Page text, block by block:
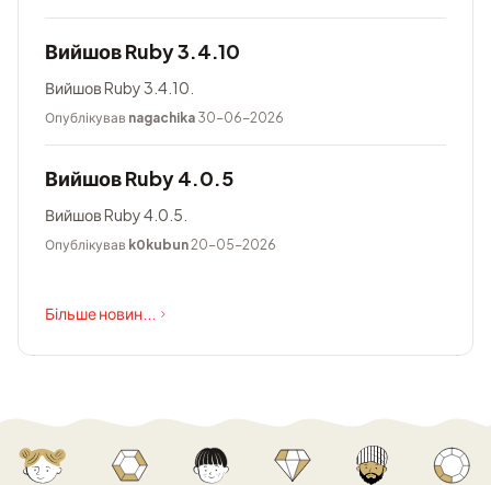
Вийшов Ruby 3.4.10
Вийшов Ruby 3.4.10.
Опублікував nagachika 30-06-2026
Вийшов Ruby 4.0.5
Вийшов Ruby 4.0.5.
Опублікував k0kubun20-05-2026
Більше новин...